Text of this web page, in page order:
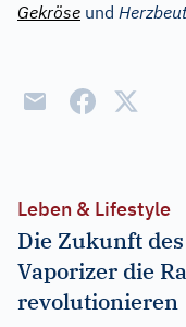
Gekröse und
Leben & Lifestyle
Die Zukunft
Vaporizer die
revolutionieren